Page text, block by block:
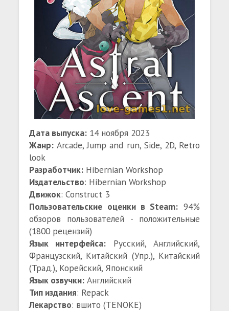
Дата выпуска: 14 ноября 2023
Жанр: Arcade, Jump and run, Side, 2D, Retro
look
Разработчик: Hibernian Workshop
Издательство: Hibernian Workshop
Движок: Construct 3
Пользовательские оценки в Steam: 94%
обзоров пользователей - положительные
(1800 рецензий)
Язык интерфейса: Русский, Английский,
Французский, Китайский (Упр.), Китайский
(Трад.), Корейский, Японский
Язык озвучки: Английский
Тип издания: Repack
Лекарство: вшито (TENOKE)